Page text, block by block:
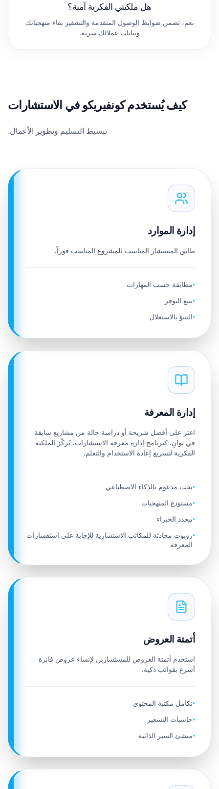
هل ملكيتي الفكرية آمنة؟
نعم، تضمن ضوابط الوصول المتقدمة والتشفير بقاء منهجياتك
وبيانات عملائك سرية.
كيف يُستخدم كونفيريكو في الاستشارات
تبسيط التسليم وتطوير الأعمال.
إدارة الموارد
طابق المستشار المناسب للمشروع المناسب فوراً.
•مطابقة حسب المهارات
•تتبع التوفر
•التنبؤ بالاستغلال
إدارة المعرفة
اعثر على أفضل شريحة أو دراسة حالة من مشاريع سابقة
في ثوانٍ. كبرنامج إدارة معرفة الاستشارات، يُركّز الملكية
الفكرية لتسريع إعادة الاستخدام والتعلم.
•بحث مدعوم بالذكاء الاصطناعي
•مستودع المنهجيات
•محدد الخبراء
•روبوت محادثة للمكاتب الاستشارية للإجابة على استفسارات
المعرفة
أتمتة العروض
استخدم أتمتة العروض للمستشارين لإنشاء عروض فائزة
أسرع بقوالب ذكية.
•تكامل مكتبة المحتوى
•حاسبات التسعير
•منشئ السير الذاتية